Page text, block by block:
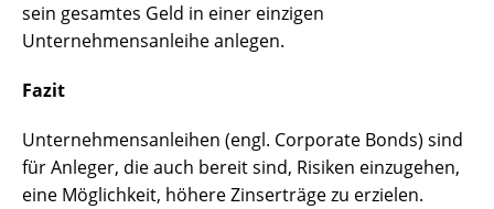
sein gesamtes Geld in einer einzigen
Unternehmensanleihe anlegen.
Fazit
Unternehmensanleihen (engl. Corporate Bonds) sind
für Anleger, die auch bereit sind, Risiken einzugehen,
eine Möglichkeit, höhere Zinserträge zu erzielen.